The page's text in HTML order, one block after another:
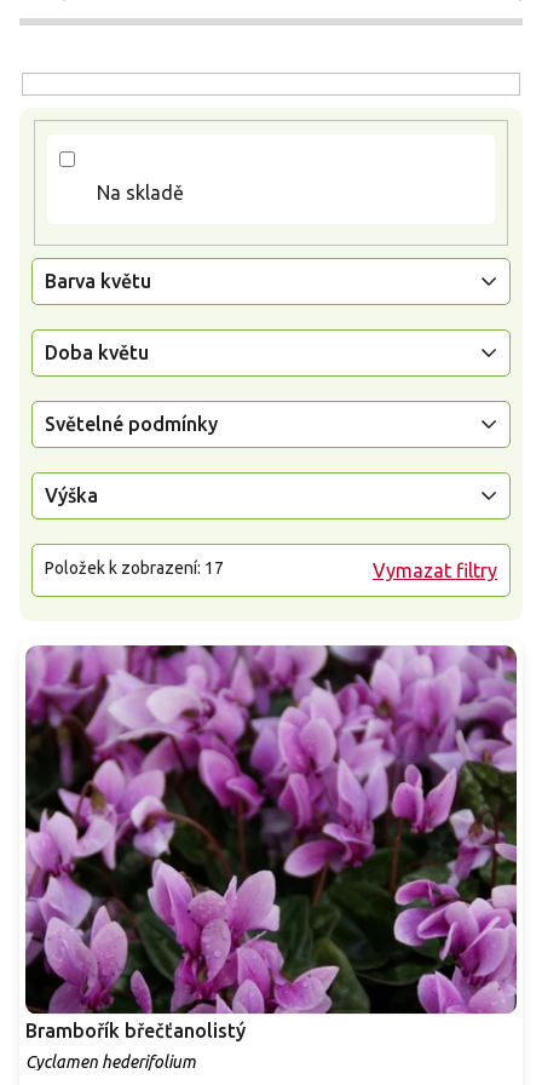
Na skladě
Barva květu
Doba květu
Světelné podmínky
Výška
Vymazat filtry
Položek k zobrazení: 17
u
Brambořík břečťanolistý
Cyclamen hederifolium